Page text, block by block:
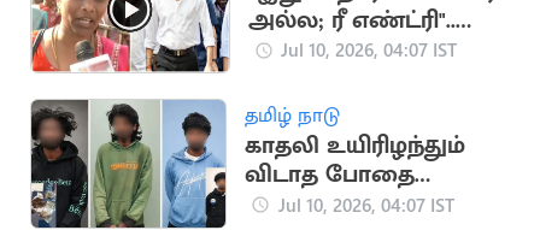
அல்ல; ரீ எண்ட்ரி"..
கரூரில் பெண் பேட்டி
Jul 10, 2026, 04:07 IST
தமிழ் நாடு
காதலி உயிரிழந்தும்
விடாத போதை
காளான் வெறி
Jul 10, 2026, 04:07 IST